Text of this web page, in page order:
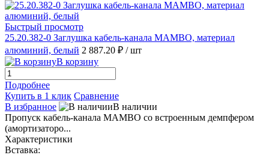
Быстрый просмотр
25.20.382-0 Заглушка кабель-канала MAMBO, материал
алюминий, белый 2 887.20 ₽ / шт
В корзину
Подробнее
Купить в 1 клик Сравнение
В избранное
В наличии
Пропуск кабель-канала MAMBO со встроенным демпфером
(амортизаторо...
Характеристики
Вставка: